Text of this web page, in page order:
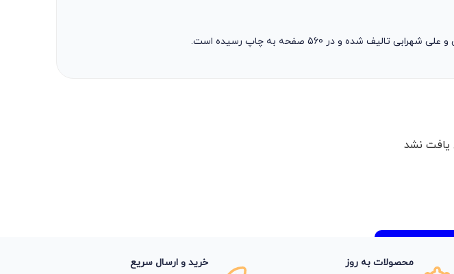
و در 560 صفحه به چاپ رسیده است.
یافت نشد
محصولات به روز خرید و ارسال سریع